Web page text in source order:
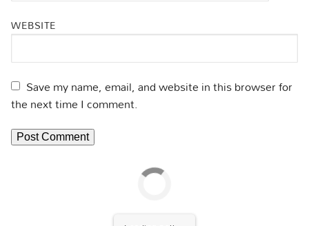
WEBSITE
Save my name, email, and website in this browser for
the next time I comment.